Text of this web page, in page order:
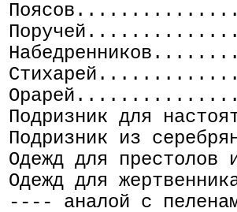
Подризник
Подризник из
Одежд для
Одежд для
---- аналой с